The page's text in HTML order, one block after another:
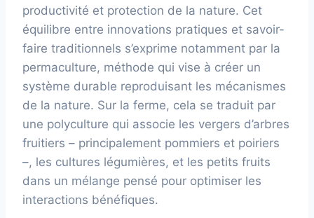
productivité et protection de la nature. Cet
équilibre entre innovations pratiques et savoir-
faire traditionnels s’exprime notamment par la
permaculture, méthode qui vise à créer un
système durable reproduisant les mécanismes
de la nature. Sur la ferme, cela se traduit par
une polyculture qui associe les vergers d’arbres
fruitiers – principalement pommiers et poiriers
–, les cultures légumières, et les petits fruits
dans un mélange pensé pour optimiser les
interactions bénéfiques.